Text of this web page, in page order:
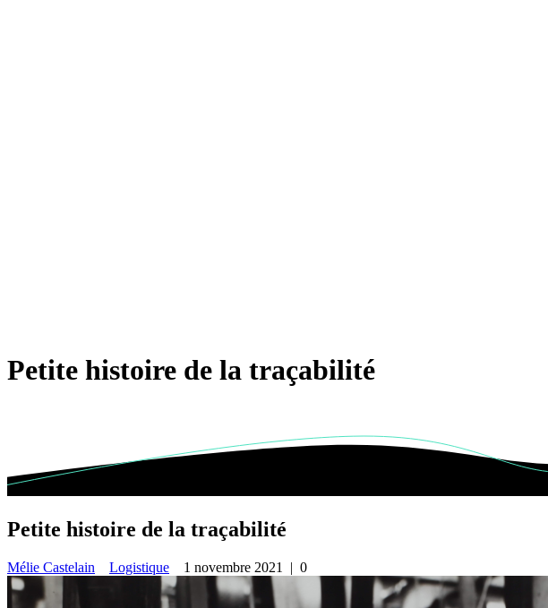
Petite histoire de la traçabilité
Petite histoire de la traçabilité
Mélie Castelain Logistique 1 novembre 2021 | 0